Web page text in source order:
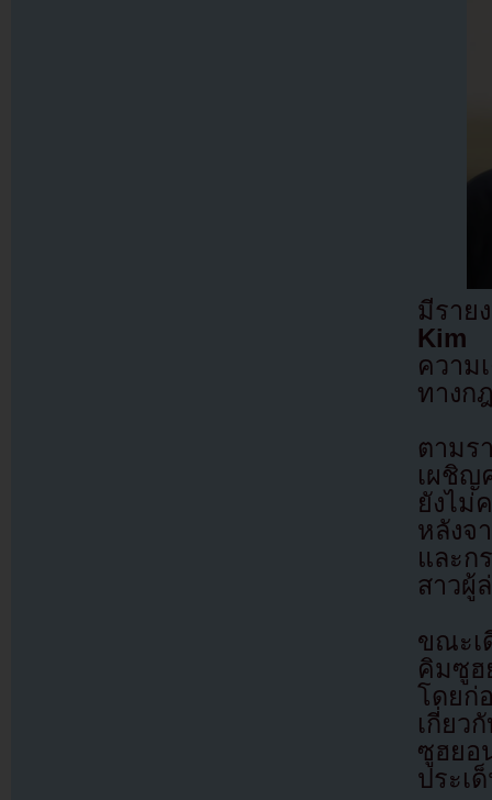
มีราย
Kim
ความ
ทางก
ตามร
เผชิญ
ยังไม่
หลังจ
และก
สาวผู้
ขณะเ
คิมซูฮ
โดยก่
เกี่ยว
ซูฮยอ
ประเ